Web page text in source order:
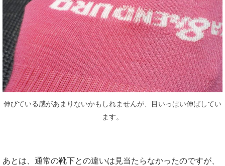
伸びている感があまりないかもしれませんが、目いっぱい伸ばしてい
ます。
あとは、通常の靴下との違いは見当たらなかったのですが、